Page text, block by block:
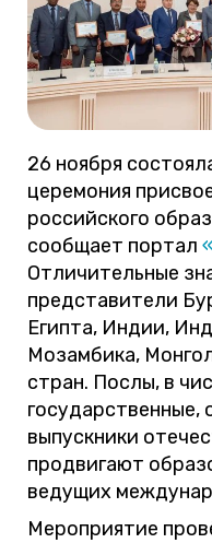
26 ноября
церемония
российского
сообщает портал
Отличительные
представители
Египта, Индии,
Мозамбика,
стран. Послы, в
государственные,
выпускники
продвигают
ведущих
Мероприятие